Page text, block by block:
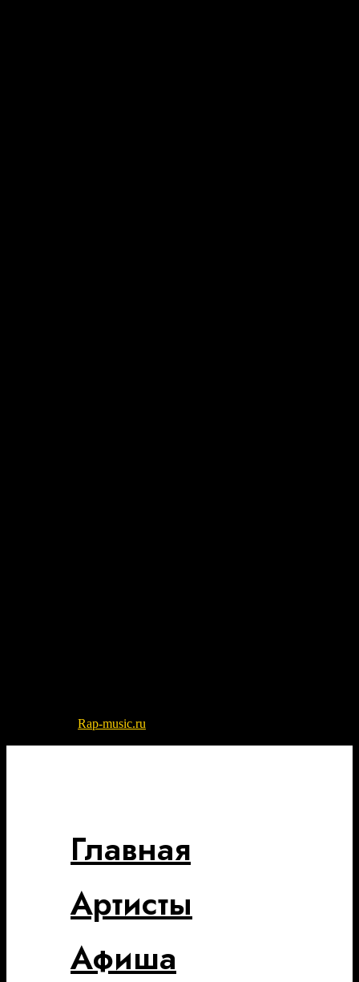
Rap-music.ru
Главная
Артисты
Афиша